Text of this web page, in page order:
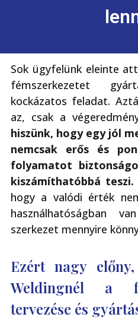
Sok ügyfelünk eleinte
fémszerkezetet
kockázatos feladat.
az, csak a
hiszünk, hogy egy jól
nemcsak erős és
folyamatot
kiszámíthatóbbá teszi.
hogy a valódi érték
használhatóságban
szerkezet mennyire
Ezért nagy
Weldingnél a
tervezése és